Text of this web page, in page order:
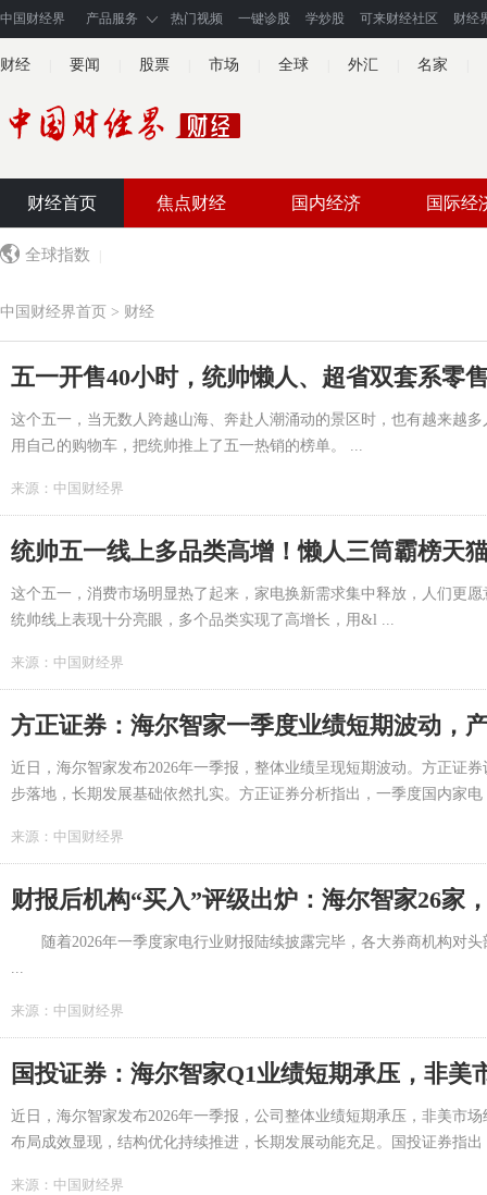
中国财经界 产品服务 热门视频 一键诊股 学炒股 可来财经社区 财经
财经 要闻 股票 市场 全球 外汇 名家
财经首页 焦点财经 国内经济 国际经
全球指数
中国财经界首页 > 财经
五一开售40小时，统帅懒人、超省双套系零
这个五一，当无数人跨越山海、奔赴人潮涌动的景区时，也有越来越
用自己的购物车，把统帅推上了五一热销的榜单。 ...
来源： 中国财经界
统帅五一线上多品类高增！懒人三筒霸榜天
这个五一，消费市场明显热了起来，家电换新需求集中释放，人们更
统帅线上表现十分亮眼，多个品类实现了高增长，用&l ...
来源： 中国财经界
方正证券：海尔智家一季度业绩短期波动，
近日，海尔智家发布2026年一季报，整体业绩呈现短期波动。方正证
步落地，长期发展基础依然扎实。方正证券分析指出，一季度国内家电
来源： 中国财经界
财报后机构“买入”评级出炉：海尔智家26家
随着2026年一季度家电行业财报陆续披露完毕，各大券商机构对头
...
来源： 中国财经界
国投证券：海尔智家Q1业绩短期承压，非美
近日，海尔智家发布2026年一季报，公司整体业绩短期承压，非美市
布局成效显现，结构优化持续推进，长期发展动能充足。国投证券指出
来源： 中国财经界